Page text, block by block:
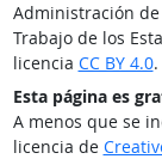
Administración
Trabajo de los
licencia CC BY 4.0.
Esta página es
A menos que se
licencia de